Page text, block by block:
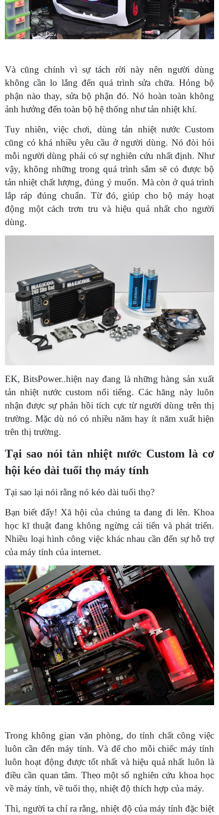
Và cũng chính vì sự tách rời này nên người dùng
không cần lo lắng đến quá trình sửa chữa. Hỏng bộ
phận nào thay, sửa bộ phận đó. Nó hoàn toàn không
ảnh hưởng đến toàn bộ hệ thống như tản nhiệt khí.
Tuy nhiên, việc chơi, dùng tản nhiệt nước Custom
cũng có khá nhiều yêu cầu ở người dùng. Nó đòi hỏi
mỗi người dùng phải có sự nghiên cứu nhất định. Như
vậy, không những trong quá trình sắm sẽ có được bộ
tản nhiệt chất lượng, đúng ý muốn. Mà còn ở quá trình
lắp ráp đúng chuẩn. Từ đó, giúp cho bộ máy hoạt
động một cách trơn tru và hiệu quả nhất cho người
dùng.
EK, BitsPower..hiện nay đang là những hàng sản xuất
tản nhiệt nước custom nổi tiếng. Các hãng này luôn
nhận được sự phản hồi tích cực từ người dùng trên thị
trường. Mặc dù nó có nhiều năm hay ít năm xuất hiện
trên thị trường.
Tại sao nói tản nhiệt nước Custom là cơ
hội kéo dài tuổi thọ máy tính
Tại sao lại nói rằng nó kéo dài tuổi thọ?
Bạn biết đấy! Xã hội của chúng ta đang đi lên. Khoa
học kĩ thuật đang không ngừng cải tiến và phát triển.
Nhiều loại hình công việc khác nhau cần đến sự hỗ trợ
của máy tính của internet.
Trong không gian văn phòng, do tính chất công việc
luôn cần đến máy tính. Và để cho mỗi chiếc máy tính
luôn hoạt động được tốt nhất và hiệu quả nhất luôn là
điều cần quan tâm. Theo một số nghiên cứu khoa học
về máy tính, về tuổi thọ, nhiệt độ thích hợp của máy.
Thì, người ta chỉ ra rằng, nhiệt độ của máy tính đặc biệt